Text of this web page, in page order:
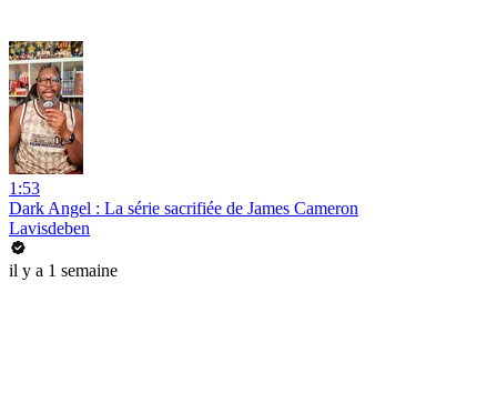
1:53
Dark Angel : La série sacrifiée de James Cameron
Lavisdeben
il y a 1 semaine